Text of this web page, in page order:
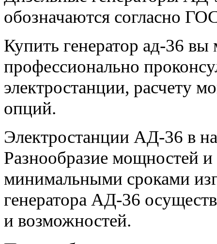
обозначаются согласно
Купить генератор ад-36
профессионально
электростанции, расчету
опций.
Электростанции АД-36 в
Разнообразие мощностей
минимальными сроками
генератора АД-36
и возможностей.